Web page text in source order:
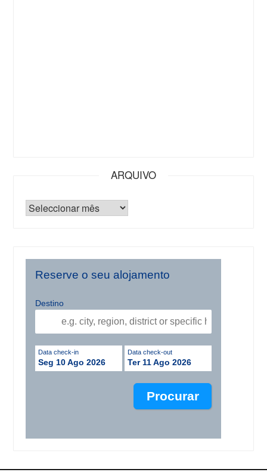
ARQUIVO
Reserve o seu alojamento
Destino
Data check-in
Seg 10 Ago 2026
Data check-out
Ter 11 Ago 2026